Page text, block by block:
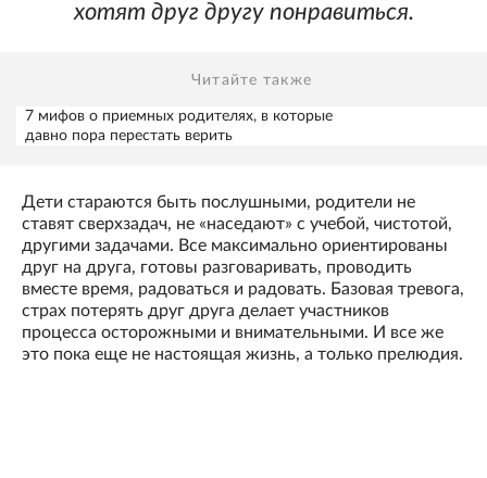
хотят друг другу понравиться.
Читайте также
7 мифов о приемных родителях, в которые
давно пора перестать верить
Дети стараются быть послушными, родители не
ставят сверхзадач, не «наседают» с учебой, чистотой,
другими задачами. Все максимально ориентированы
друг на друга, готовы разговаривать, проводить
вместе время, радоваться и радовать. Базовая тревога,
страх потерять друг друга делает участников
процесса осторожными и внимательными. И все же
это пока еще не настоящая жизнь, а только прелюдия.